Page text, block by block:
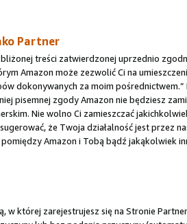
Partner
treści zatwierdzonej uprzednio
Amazon może zezwolić Ci na
dokonywanych za moim
pisemnej zgody Amazon nie będziesz
Nie wolno Ci zamieszczać
że Twoja działalność jest przez
Amazon i Tobą bądź jakąkolwiek
w której zarejestrujesz się na Stronie